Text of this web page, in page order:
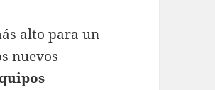
alto para un
nuevos